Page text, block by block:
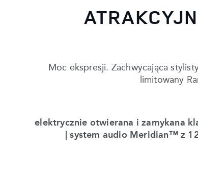
Moc ekspresji. Zachwycająca
limitowany
elektrycznie otwierana i zamykana
| system audio Meridian™ z